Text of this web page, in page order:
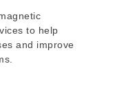
to help
and improve